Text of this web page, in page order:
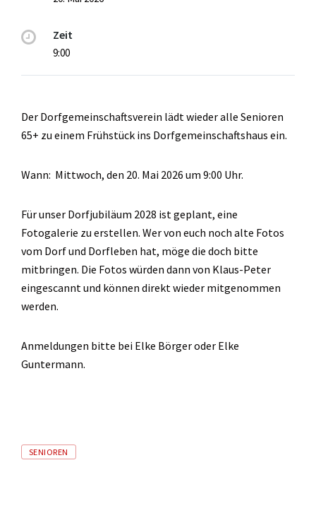
Zeit
9:00
Der Dorfgemeinschaftsverein lädt wieder alle Senioren
65+ zu einem Frühstück ins Dorfgemeinschaftshaus ein.
Wann: Mittwoch, den 20. Mai 2026 um 9:00 Uhr.
Für unser Dorfjubiläum 2028 ist geplant, eine
Fotogalerie zu erstellen. Wer von euch noch alte Fotos
vom Dorf und Dorfleben hat, möge die doch bitte
mitbringen. Die Fotos würden dann von Klaus-Peter
eingescannt und können direkt wieder mitgenommen
werden.
Anmeldungen bitte bei Elke Börger oder Elke
Guntermann.
Tags
SENIOREN